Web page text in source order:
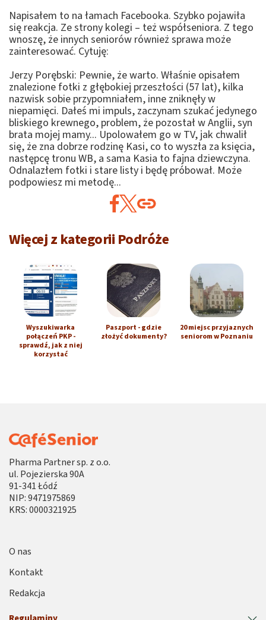
Napisałem to na łamach Facebooka. Szybko pojawiła
się reakcja. Ze strony kolegi – też współseniora. Z tego
wnoszę, że innych seniorów również sprawa może
zainteresować. Cytuję:
Jerzy Porębski: Pewnie, że warto. Właśnie opisałem
znalezione fotki z głębokiej przeszłości (57 lat), kilka
nazwisk sobie przypomniałem, inne zniknęły w
niepamięci. Dałeś mi impuls, zaczynam szukać jedynego
bliskiego krewnego, problem, że pozostał w Anglii, syn
brata mojej mamy... Upolowałem go w TV, jak chwalił
się, że zna dobrze rodzinę Kasi, co to wyszła za księcia,
następcę tronu WB, a sama Kasia to fajna dziewczyna.
Odnalazłem fotki i stare listy i będę próbował. Może
podpowiesz mi metodę...
Więcej z kategorii Podróże
Wyszukiwarka
połączeń PKP -
sprawdź, jak z niej
korzystać
Paszport - gdzie
złożyć dokumenty?
20 miejsc przyjaznych
seniorom w Poznaniu
Pharma Partner sp. z o.o.
ul. Pojezierska 90A
91-341 Łódź
NIP: 9471975869
KRS: 0000321925
O nas
Kontakt
Redakcja